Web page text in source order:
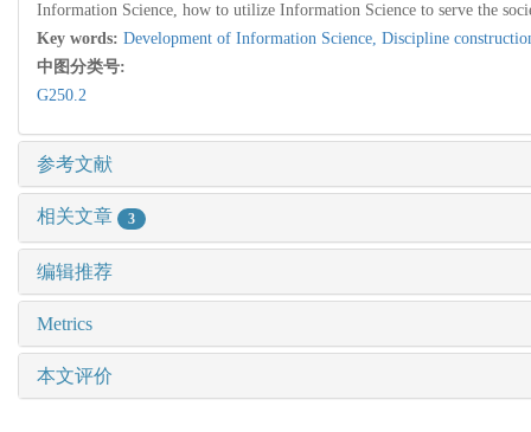
Information Science, how to utilize Information Science to serve the
Key words: Development of Information Science, Discipline
中图分类号:
G250.2
参考文献
相关文章 3
编辑推荐
Metrics
本文评价